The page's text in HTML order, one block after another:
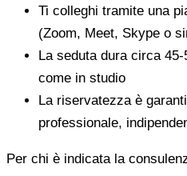
Ti colleghi tramite una
(Zoom, Meet, Skype o
La seduta dura circa
come in studio
La riservatezza è
professionale,
Per chi è indicata la